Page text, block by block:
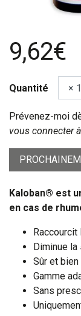
9,62€
Quantité
Prévenez-moi
vous connecter
Kaloban® est
en cas de
Diminue
Sûr et
Gamme
Sans